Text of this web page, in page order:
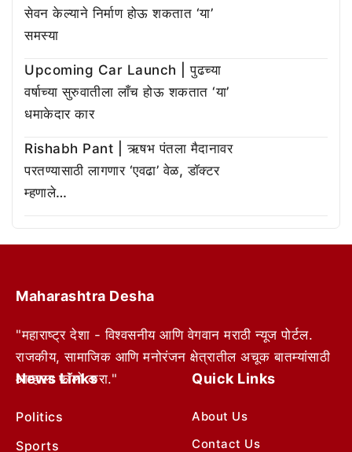
सेवन केल्याने निर्माण होऊ शकतात ‘या’
समस्या
Upcoming Car Launch | पुढच्या
वर्षाच्या सुरुवातीला लाँच होऊ शकतात ‘या’
धमाकेदार कार
Rishabh Pant | ऋषभ पंतला मैदानावर
परतण्यासाठी लागणार ‘एवढा’ वेळ, डॉक्टर
म्हणाले…
Maharashtra Desha
"महाराष्ट्र देशा - विश्वसनीय आणि वेगवान मराठी न्यूज पोर्टल.
राजकीय, सामाजिक आणि मनोरंजन क्षेत्रातील अचूक बातम्यांसाठी
आम्हाला फॉलो करा."
News Links
Politics
Sports
Quick Links
About Us
Contact Us